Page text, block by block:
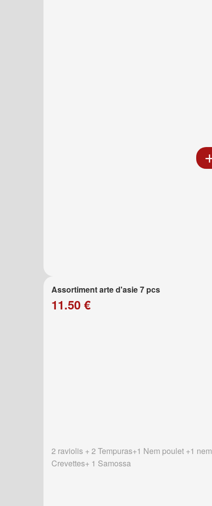
Assortiment arte d'asie 7 pcs
11.50 €
2 raviolis + 2 Tempuras+1 Nem poulet +1 nem
Crevettes+ 1 Samossa